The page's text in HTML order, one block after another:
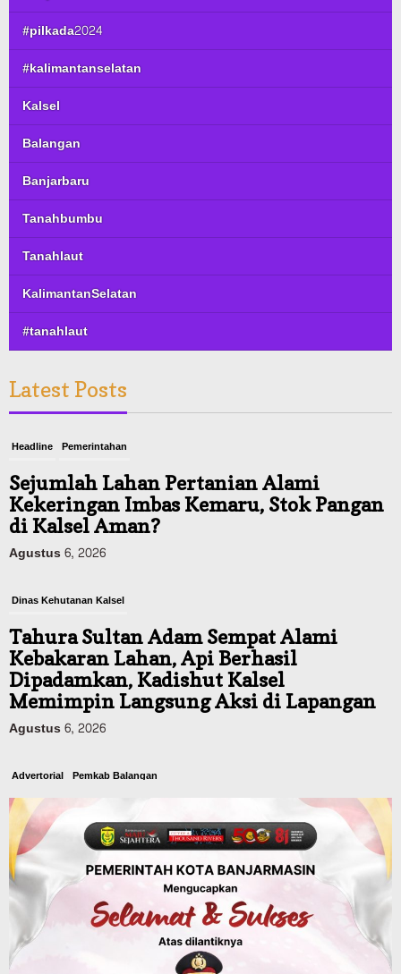
#pilkada2024
#kalimantanselatan
Kalsel
Balangan
Banjarbaru
Tanahbumbu
Tanahlaut
KalimantanSelatan
#tanahlaut
Latest Posts
Headline Pemerintahan
Sejumlah Lahan Pertanian Alami
Kekeringan Imbas Kemaru, Stok Pangan
di Kalsel Aman?
Agustus 6, 2026
Dinas Kehutanan Kalsel
Tahura Sultan Adam Sempat Alami
Kebakaran Lahan, Api Berhasil
Dipadamkan, Kadishut Kalsel
Memimpin Langsung Aksi di Lapangan
Agustus 6, 2026
Advertorial Pemkab Balangan
Balangan Juara 1 Lomba B2SA Kalsel, TP
PKK Desa Putat Basiun Andalkan Pangan
Lokal Labu dan Ubi
Agustus 6, 2026
Budaya & Pariwisata Dinas Kehutanan Kalsel
Objek Wisata Tahura Mandiangin